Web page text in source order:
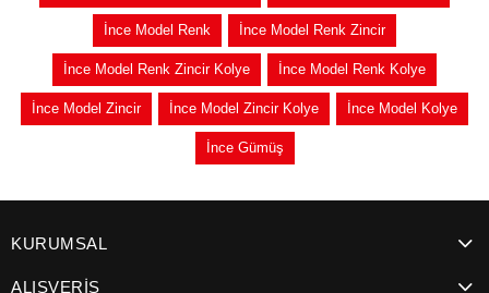
İnce Model Renk İnce Model Renk Zincir
İnce Model Renk Zincir Kolye İnce Model Renk Kolye
İnce Model Zincir İnce Model Zincir Kolye İnce Model Kolye
İnce Gümüş
KURUMSAL
ALIŞVERİŞ